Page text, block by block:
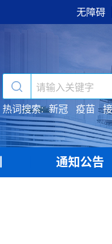
无障碍
热词搜索: 新冠 疫苗
通知公告